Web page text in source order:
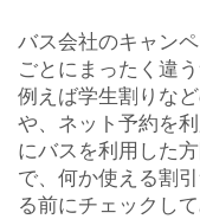
バス会社のキャン
ごとにまったく違
例えば学生割りな
や、ネット予約を
にバスを利用した
で、何か使える割
る前にチェックし